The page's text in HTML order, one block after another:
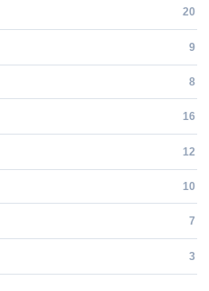
20
9
8
16
12
10
7
3